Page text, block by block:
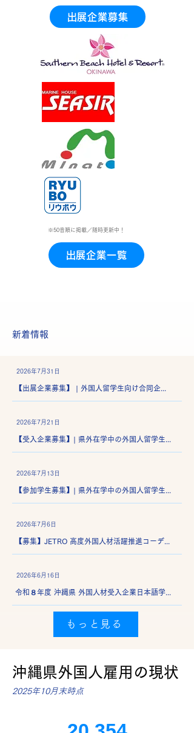
出展企業募集
※50音順に掲載／随時更新中！
出展企業一覧
新着情報
2026年7月31日
2026年7月21日
2026年7月13日
2026年7月6日
2026年6月16日
もっと見る
沖縄県外国人雇用の現状
2025年10月末時点